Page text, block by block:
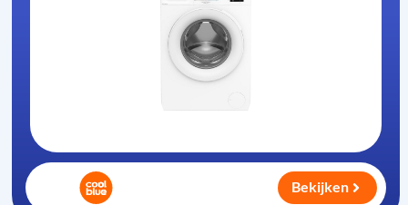
Bekijken